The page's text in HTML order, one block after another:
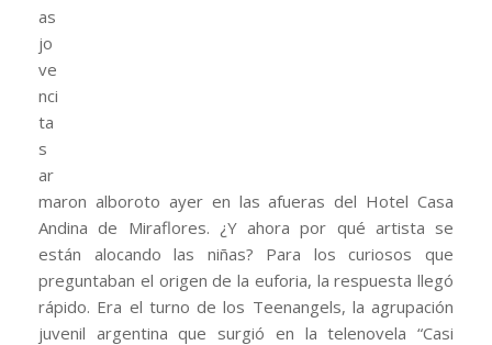
as
jo
ve
nci
ta
s
ar
maron alboroto ayer en las afueras del Hotel Casa
Andina de Miraflores. ¿Y ahora por qué artista se
están alocando las niñas? Para los curiosos que
preguntaban el origen de la euforia, la respuesta llegó
rápido. Era el turno de los Teenangels, la agrupación
juvenil argentina que surgió en la telenovela “Casi